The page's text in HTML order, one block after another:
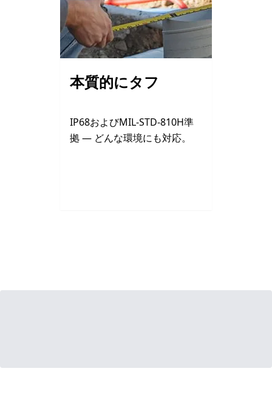
本質的にタフ
IP68およびMIL-STD-810H準
拠 ― どんな環境にも対応。